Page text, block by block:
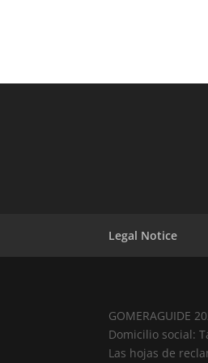
Legal Notice
GOMERAGUIDE
Domicilio social:
Las hojas de